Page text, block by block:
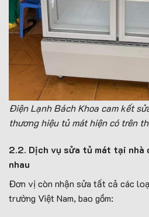
Điện Lạnh Bách Khoa cam kết
thương hiệu tủ mát hiện có trên
2.2. Dịch vụ sửa tủ mát tại
nhau
Đơn vị còn nhận sửa tất cả các
trường Việt Nam, bao gồm: